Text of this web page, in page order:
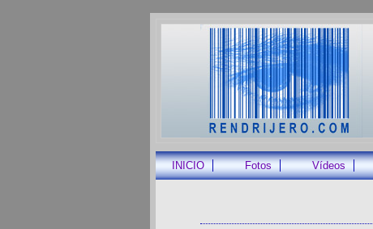
INICIO Fotos Vídeos